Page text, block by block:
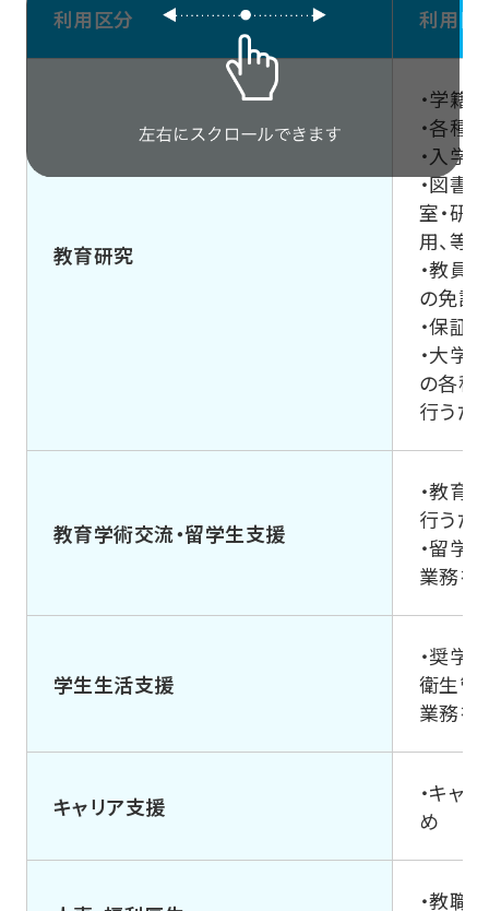
利用区分 利用目
教育研究
・学籍
・各種
・入学
・図書
室・研
用、等
・教員
の免許
・保証
・大学
の各種
行うた
教育学術交流・留学生支援
・教育
行うた
・留学
業務を
学生生活支援
・奨学
衛生管
業務を
キャリア支援
・キャ
め
・教職